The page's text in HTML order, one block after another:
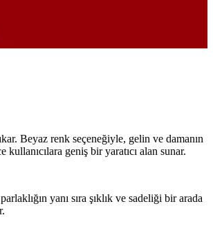
Beyaz renk seçeneğiyle, gelin ve damanın
geniş bir yaratıcı alan sunar.
yanı sıra şıklık ve sadeliği bir arada